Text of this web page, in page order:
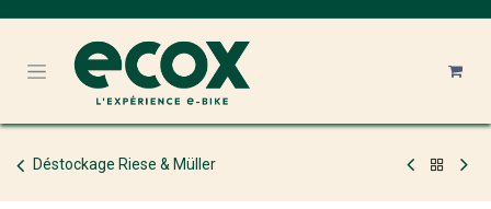
Déstockage Riese & Müller